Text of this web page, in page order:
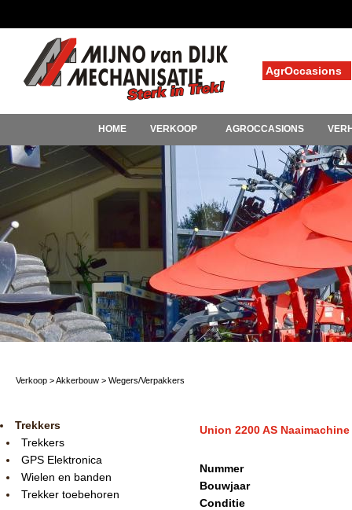
AgrOccasions
HOME VERKOOP AGROCCASIONS
Verkoop >Akkerbouw > Wegers/Verpakkers
Trekkers
Trekkers
GPS Elektronica
Wielen en banden
Trekker toebehoren
Union 2200 AS Naaimachine
Nummer
Bouwjaar
Conditie